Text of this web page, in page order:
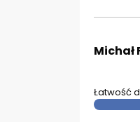
Michał
Łatwość